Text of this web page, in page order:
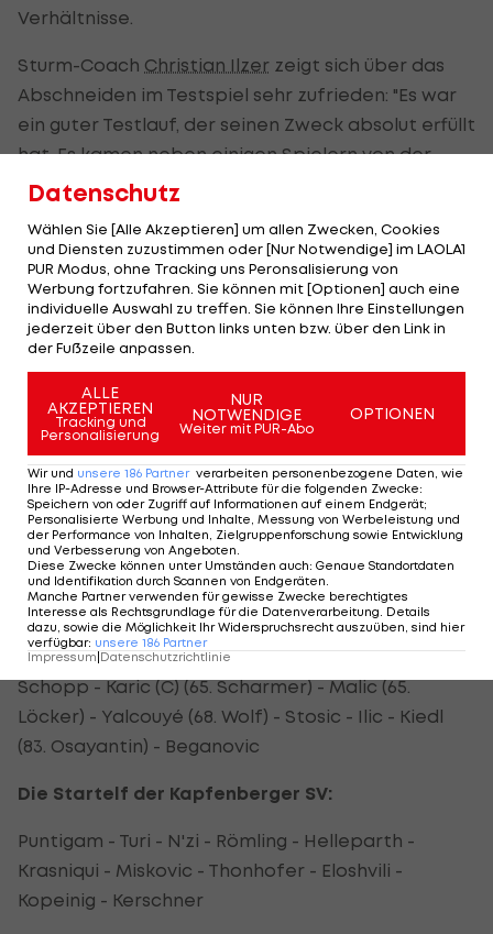
Verhältnisse.
Sturm-Coach Christian Ilzer zeigt sich über das
Abschneiden im Testspiel sehr zufrieden: "Es war
ein guter Testlauf, der seinen Zweck absolut erfüllt
hat. Es kamen neben einigen Spielern von der
zweiten Mannschaft auch unsere beiden
Ilzer weiter: "Wir wissen jetzt genau, wo beide
Spieler stehen und woran wir arbeiten müssen. Es
war eine gute Trainingseinheit mit hoher
Intensität gegen einen guten Gegner – und das
zum Abschluss dreier Belastungstage."
Die Startelf von SK Sturm Graz:
Khudyakov - Malic - Aiwu - Lavalée - Karic -
Yalcouyé - Geyrhofer - Hierländer (C) - Koita -
Sarkaria - Yardımcı
Sturm-Aufstellung in der zweiten Halbzeit:
Khudyakov - Ulreich - Geyrhofer (78. Heuserer) -
Schopp - Karic (C) (65. Scharmer) - Malic (65.
Löcker) - Yalcouyé (68. Wolf) - Stosic - Ilic - Kiedl
(83. Osayantin) - Beganovic
Die Startelf der Kapfenberger SV:
Puntigam - Turi - N'zi - Römling - Helleparth -
Krasniqui - Miskovic - Thonhofer - Eloshvili -
Kopeinig - Kerschner
Datenschutz
Wählen Sie [Alle Akzeptieren] um allen Zwecken, Cookies
und Diensten zuzustimmen oder [Nur Notwendige] im LAOLA1
PUR Modus, ohne Tracking uns Peronsalisierung von
Werbung fortzufahren. Sie können mit [Optionen] auch eine
individuelle Auswahl zu treffen. Sie können Ihre Einstellungen
jederzeit über den Button links unten bzw. über den Link in
der Fußzeile anpassen.
ALLE
AKZEPTIEREN
Tracking und
Personalisierung
NUR
NOTWENDIGE
Weiter mit PUR-Abo
OPTIONEN
Wir und unsere 186 Partner verarbeiten personenbezogene Daten, wie
Ihre IP-Adresse und Browser-Attribute für die folgenden Zwecke:
Speichern von oder Zugriff auf Informationen auf einem Endgerät;
Personalisierte Werbung und Inhalte, Messung von Werbeleistung und
der Performance von Inhalten, Zielgruppenforschung sowie Entwicklung
und Verbesserung von Angeboten
Diese Zwecke können unter Umständen auch: Genaue Standortdaten
und Identifikation durch Scannen von Endgeräten
Manche Partner verwenden für gewisse Zwecke berechtigtes
Interesse als Rechtsgrundlage für die Datenverarbeitung. Details
dazu, sowie die Möglichkeit Ihr Widerspruchsrecht auszuüben, sind hier
verfügbar: unsere 186 Partner
Impressum|Datenschutzrichtlinie